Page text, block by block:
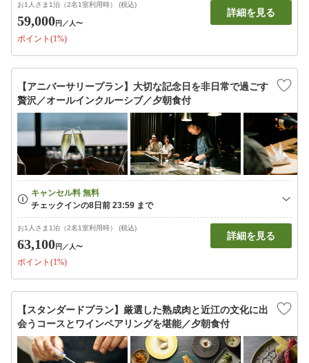
お1人さま1泊（2名1室利用時） (税込)
59,000円 ／人〜
ポイント(1%)
詳細を見る
【アニバーサリープラン】大切な記念日を非日常で過ごす
贅沢／オールインクルーシブ／夕朝食付
お1人さま1泊（2名1室利用時） (税込)
63,100円 ／人〜
ポイント(1%)
詳細を見る
【スタンダードプラン】厳選した熟成肉と近江の文化に出
会うコースとワインペアリングを堪能／夕朝食付